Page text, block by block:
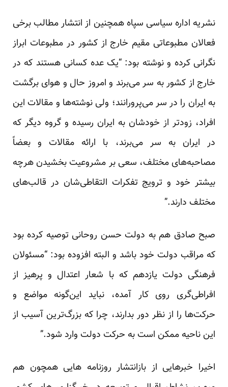
نشریه اداره سیاسی سپاه همچنین از انتشار مطالب برخی
فعالان مطبوعاتی مقیم خارج از کشور در مطبوعات ابراز
نگرانی کرده و نوشته بود: “یک عده کسانی هستند که در
خارج از کشور به سر می‌برند و امروز حال و هوای برگشت
به ایران را در سر می‌پرورانند؛ ولی نوشته‌ها و مقالات این
افراد، زودتر از خودشان به ایران رسیده و گروه دیگر که
در ایران به سر می‌برند، با ارائه مقالات و بعضاً
مصاحبه‌های مختلف، سعی بر مشروعیت بخشیدن هرچه
بیشتر خود و ترویج تفکرات التقاطی‌شان در قالب‌های
مختلف دارند.”
صبح صادق هم به دولت حسن روحانی توصیه کرده بود
که مراقب دولت خود باشد و البته افزوده بود: “مسئولان
فرهنگی دولت یازدهم که با شعار اعتدال و پرهیز از
افراطی‌گری روی کار آ‌مده، نباید این‌گونه مواضع و
حرکت‌ها را از نظر دور بدارند، چرا که بزرگ‌ترین آسیب از
این ناحیه ممکن است به حرکت دولت وارد شود.”
اخیرا خبرهایی از بازانتشار روزنامه هایی همچون هم